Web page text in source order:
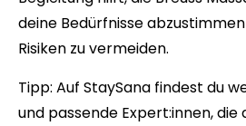
deine Bedürfnisse
Risiken zu vermeiden.
Tipp: Auf StaySana findest du
und passende Expert:innen, die